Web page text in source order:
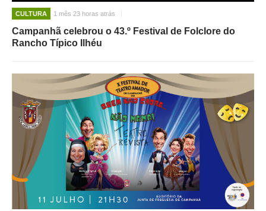
CULTURA 1 mês 23 horas atrás
Campanhã celebrou o 43.º Festival de Folclore do
Rancho Típico Ilhéu